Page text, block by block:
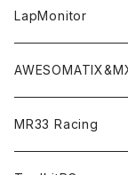
Option Parts For
TA08
TA08R
Option Parts For
Option Parts For
CREST X EVO
CRESR RS120
CREST Stocki
CREST Modi
Special Set（
Stencils＜エアブラ
SP1-F＜組立キット
Awesomatix
A800MMX
A800R
XRAY
Setup Tools
Pit Accessories
Radio Accessories
Bodies
F1ULTRA
RUBBER TIRES＆
LapMonitor
Decoder
Transponder
A800R（KIT＆
MR33 Racing